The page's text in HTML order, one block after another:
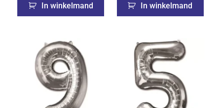
In winkelmand In winkelmand